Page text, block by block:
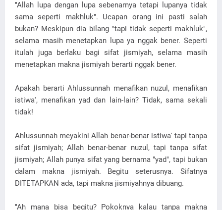
"Allah lupa dengan lupa sebenarnya tetapi lupanya tidak
sama seperti makhluk". Ucapan orang ini pasti salah
bukan? Meskipun dia bilang "tapi tidak seperti makhluk",
selama masih menetapkan lupa ya nggak bener. Seperti
itulah juga berlaku bagi sifat jismiyah, selama masih
menetapkan makna jismiyah berarti nggak bener.
Apakah berarti Ahlussunnah menafikan nuzul, menafikan
istiwa', menafikan yad dan lain-lain? Tidak, sama sekali
tidak!
Ahlussunnah meyakini Allah benar-benar istiwa' tapi tanpa
sifat jismiyah; Allah benar-benar nuzul, tapi tanpa sifat
jismiyah; Allah punya sifat yang bernama "yad", tapi bukan
dalam makna jismiyah. Begitu seterusnya. Sifatnya
DITETAPKAN ada, tapi makna jismiyahnya dibuang.
"Ah mana bisa begitu? Pokoknya kalau tanpa makna